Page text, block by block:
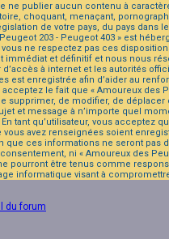
ne publier aucun contenu à
choquant, menaçant,
de votre pays, du pays dans
203 - Peugeot 403 » est
ne respectez pas ces
immédiat et définitif et nous nous
à internet et les autorités
est enregistrée afin d’aider au
le fait que « Amoureux des
supprimer, de modifier, de
et message à n’importe quel
tant qu’utilisateur, vous acceptez
avez renseignées soient
que ces informations ne seront pas
ni « Amoureux des
pourront être tenus comme
informatique visant à
du forum